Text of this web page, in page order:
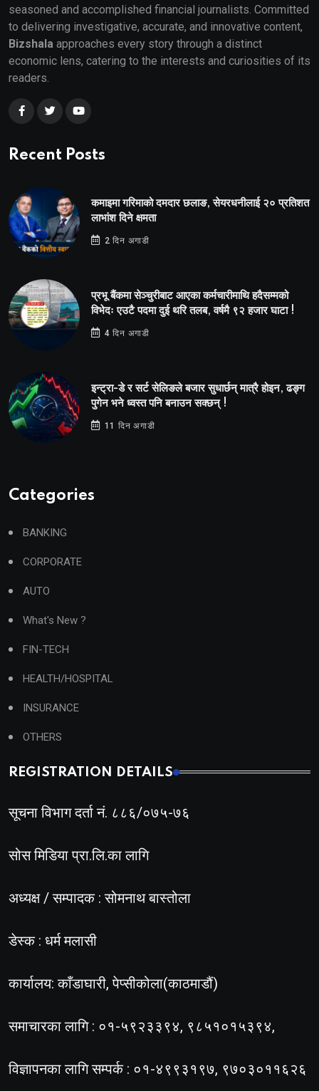
seasoned and accomplished financial journalists. Committed
to delivering investigative, accurate, and innovative content,
Bizshala approaches every story through a distinct
economic lens, catering to the interests and curiosities of its
readers.
Recent Posts
कमाइमा गरिमाको दमदार छलाङ, सेयरधनीलाई २० प्रतिशत
लाभांश दिने क्षमता
2 दिन अगाडी
प्रभू बैंकमा सेञ्चुरीबाट आएका कर्मचारीमाथि हदैसम्मको
विभेदः एउटै पदमा दुई थरि तलब, वर्षमै ९२ हजार घाटा !
4 दिन अगाडी
इन्ट्रा-डे र सर्ट सेलिङले बजार सुधार्छन् मात्रै होइन, ढङ्ग
पुगेन भने ध्वस्त पनि बनाउन सक्छन् !
11 दिन अगाडी
Categories
BANKING
CORPORATE
AUTO
What's New ?
FIN-TECH
HEALTH/HOSPITAL
INSURANCE
OTHERS
REGISTRATION DETAILS
सूचना विभाग दर्ता नं. ८८६/०७५-७६
सोस मिडिया प्रा.लि.का लागि
अध्यक्ष / सम्पादक : सोमनाथ बास्तोला
डेस्क : धर्म मलासी
कार्यालय: काँडाघारी, पेप्सीकोला(काठमाडौं)
समाचारका लागि : ०१-५९२३३९४, ९८५१०१५३९४,
विज्ञापनका लागि सम्पर्क : ०१-४९९३१९७, ९७०३०११६२६